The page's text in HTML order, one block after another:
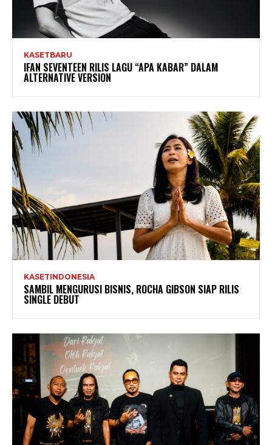
KASETBARU
IFAN SEVENTEEN RILIS LAGU “APA KABAR” DALAM
ALTERNATIVE VERSION
KASETINDONESIA
SAMBIL MENGURUSI BISNIS, ROCHA GIBSON SIAP RILIS
SINGLE DEBUT